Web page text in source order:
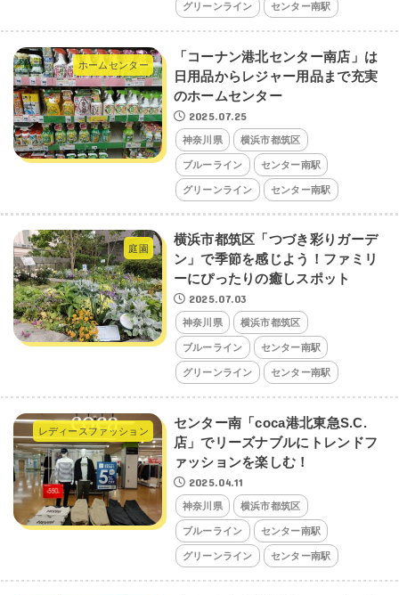
グリーンライン センター南駅
ホームセンター
「コーナン港北センター南店」は
日用品からレジャー用品まで充実
のホームセンター
2025.07.25
神奈川県 横浜市都筑区
ブルーライン センター南駅
グリーンライン センター南駅
庭園
横浜市都筑区「つづき彩りガーデ
ン」で季節を感じよう！ファミリ
ーにぴったりの癒しスポット
2025.07.03
神奈川県 横浜市都筑区
ブルーライン センター南駅
グリーンライン センター南駅
レディースファッション
センター南「coca港北東急S.C.
店」でリーズナブルにトレンドフ
ァッションを楽しむ！
2025.04.11
神奈川県 横浜市都筑区
ブルーライン センター南駅
グリーンライン センター南駅